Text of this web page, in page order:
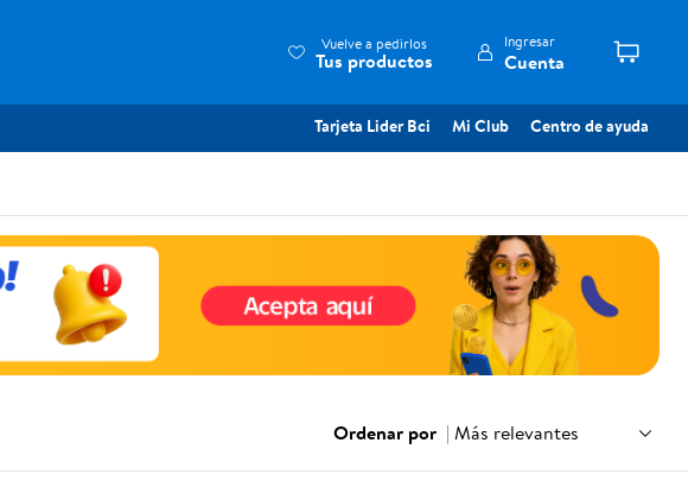
Vuelve a pedirlos
Tus productos
Ingresar
Cuenta
Tarjeta Lider Bci Mi Club Centro de ayuda
Ordenar por | Más relevantes